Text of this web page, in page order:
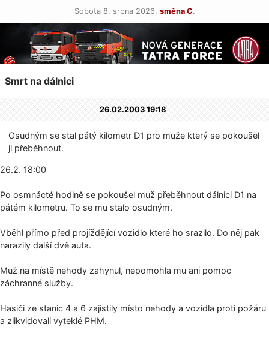
Sobota 8. srpna 2026, směna C.
Smrt na dálnici
26.02.2003 19:18
Osudným se stal pátý kilometr D1 pro muže který se pokoušel
ji přeběhnout.
26.2. 18:00
Po osmnácté hodině se pokoušel muž přeběhnout dálnici D1 na
pátém kilometru. To se mu stalo osudným.
Vběhl přímo před projíždějící vozidlo které ho srazilo. Do něj pak
narazily další dvě auta.
Muž na místě nehody zahynul, nepomohla mu ani pomoc
záchranné služby.
Hasiči ze stanic 4 a 6 zajistily místo nehody a vozidla proti požáru
a zlikvidovali vyteklé PHM.